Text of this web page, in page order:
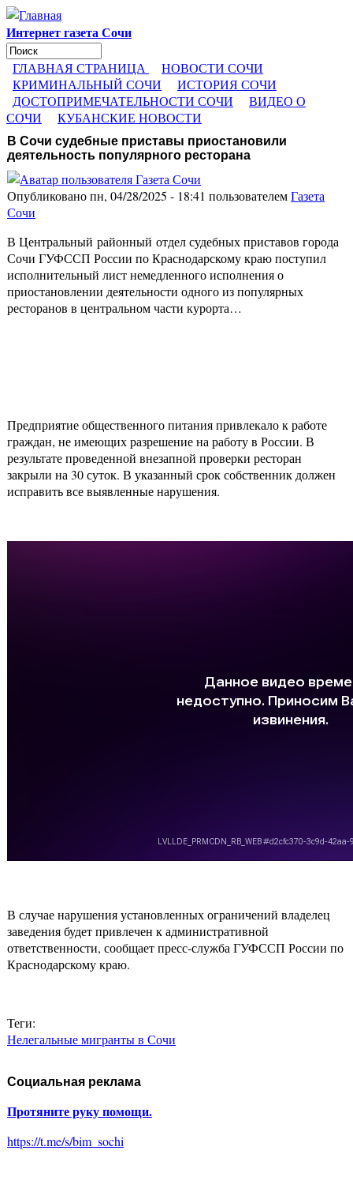
Перейти к основному содержанию
Интернет газета Сочи
Форма поиска
Поиск
ГЛАВНАЯ СТРАНИЦА
НОВОСТИ СОЧИ
КРИМИНАЛЬНЫЙ СОЧИ
ИСТОРИЯ СОЧИ
ДОСТОПРИМЕЧАТЕЛЬНОСТИ СОЧИ
ВИДЕО О
СОЧИ
КУБАНСКИЕ НОВОСТИ
В Сочи судебные приставы приостановили
деятельность популярного ресторана
Опубликовано пн, 04/28/2025 - 18:41 пользователемГазета
Сочи
В Центральный районный отдел судебных приставов города
Сочи ГУФССП России по Краснодарскому краю поступил
исполнительный лист немедленного исполнения о
приостановлении деятельности одного из популярных
ресторанов в центральном части курорта…
Предприятие общественного питания привлекало к работе
граждан, не имеющих разрешение на работу в России. В
результате проведенной внезапной проверки ресторан
закрыли на 30 суток. В указанный срок собственник должен
исправить все выявленные нарушения.
В случае нарушения установленных ограничений владелец
заведения будет привлечен к административной
ответственности, сообщает пресс-служба ГУФССП России по
Краснодарскому краю.
Теги:
Нелегальные мигранты в Сочи
Социальная реклама
Протяните руку помощи.
https://t.me/s/bim_sochi